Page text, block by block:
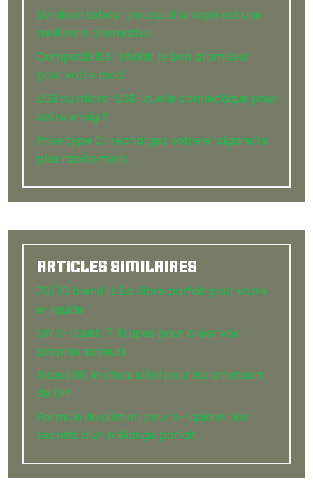
Livraison tabac : pourquoi la vape est une
meilleure alternative
Compatibilité : choisir le bon atomiseur
pour votre mod
USB ou micro-USB : quelle connectique pour
votre e-cig ?
Prise type C : rechargez votre e-cigarette
plus rapidement
ARTICLES SIMILAIRES
70/30 blend : L’Équilibre parfait pour votre
e-liquide
DIY E-Liquid : 7 étapes pour créer vos
propres saveurs
Tubes 69: le choix idéal pour les amateurs
de DIY
Formule de dilution pour e-liquides : les
secrets d’un mélange parfait